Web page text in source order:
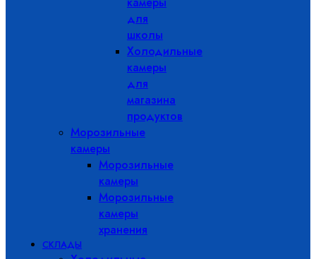
для
школы
Холодильные
камеры
для
магазина
продуктов
Морозильные
камеры
Морозильные
камеры
Морозильные
камеры
хранения
СКЛАДЫ